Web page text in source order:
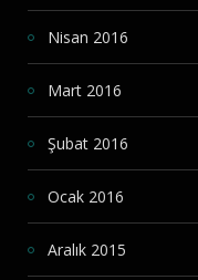
Nisan 2016
Mart 2016
Şubat 2016
Ocak 2016
Aralık 2015